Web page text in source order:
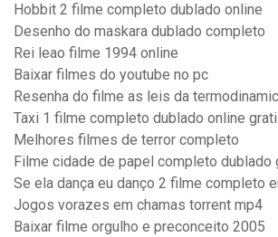
Hobbit 2 filme completo dublado online
Desenho do maskara dublado completo
Rei leao filme 1994 online
Baixar filmes do youtube no pc
Resenha do filme as leis da
Taxi 1 filme completo dublado online
Melhores filmes de terror completo
Filme cidade de papel completo dublado
Se ela dança eu danço 2 filme completo
Jogos vorazes em chamas torrent mp4
Baixar filme orgulho e preconceito 2005